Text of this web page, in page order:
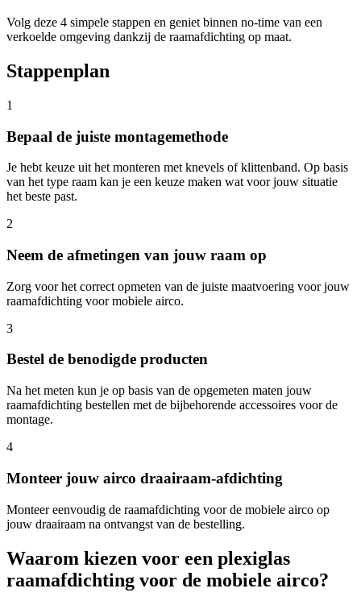
Volg deze 4 simpele stappen en geniet binnen no-time van een
verkoelde omgeving dankzij de raamafdichting op maat.
Stappenplan
1
Bepaal de juiste montagemethode
Je hebt keuze uit het monteren met knevels of klittenband. Op basis
van het type raam kan je een keuze maken wat voor jouw situatie
het beste past.
2
Neem de afmetingen van jouw raam op
Zorg voor het correct opmeten van de juiste maatvoering voor jouw
raamafdichting voor mobiele airco.
3
Bestel de benodigde producten
Na het meten kun je op basis van de opgemeten maten jouw
raamafdichting bestellen met de bijbehorende accessoires voor de
montage.
4
Monteer jouw airco draairaam-afdichting
Monteer eenvoudig de raamafdichting voor de mobiele airco op
jouw draairaam na ontvangst van de bestelling.
Waarom kiezen voor een plexiglas
raamafdichting voor de mobiele airco?